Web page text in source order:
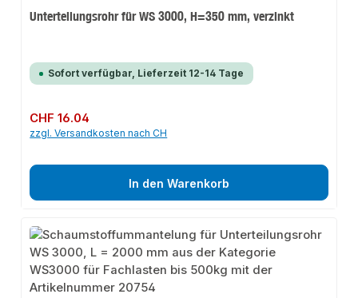
Unterteilungsrohr für WS 3000, H=350 mm, verzinkt
Sofort verfügbar, Lieferzeit 12-14 Tage
Regulärer Preis:
CHF 16.04
zzgl. Versandkosten nach CH
In den Warenkorb